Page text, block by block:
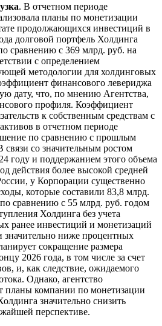
. В отчетном периоде
планы по монетизации
продолжающихся инвестиций в
долговой портфель Холдинга
сравнению с 369 млрд. руб. на
с определением
методологии для холдинговых
финансового левериджа
дату, что, по мнению Агентства,
профиля. Коэффициент
к собственным средствам с
в отчетном периоде
по сравнению с прошлым
связи со значительным ростом
году и поддержанием этого объема
действия более высокой средней
у Корпорации существенно
которые составили 83,8 млрд.
сравнению с 55 млрд. руб. годом
Холдинга без учета
ранее инвестиций и монетизаций
значительно ниже процентных
сокращение размера
2026 года, в том числе за счет
и, как следствие, ожидаемого
Однако, агентство
планы компании по монетизации
значительно снизить
перспективе.